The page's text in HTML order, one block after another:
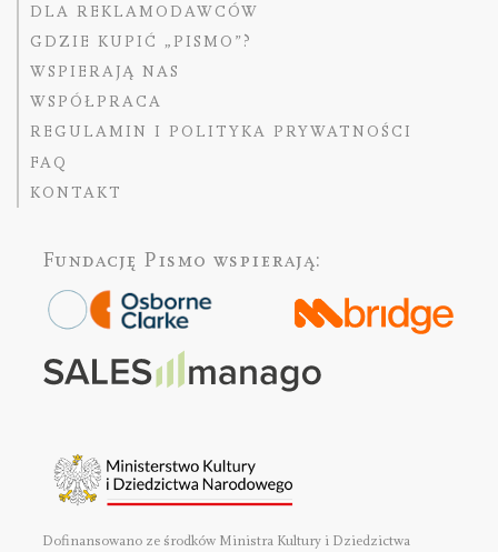
DLA REKLAMODAWCÓW
GDZIE KUPIĆ „PISMO”?
WSPIERAJĄ NAS
WSPÓŁPRACA
REGULAMIN I POLITYKA PRYWATNOŚCI
FAQ
KONTAKT
Fundację Pismo wspierają:
Dofinansowano ze środków Ministra Kultury i Dziedzictwa